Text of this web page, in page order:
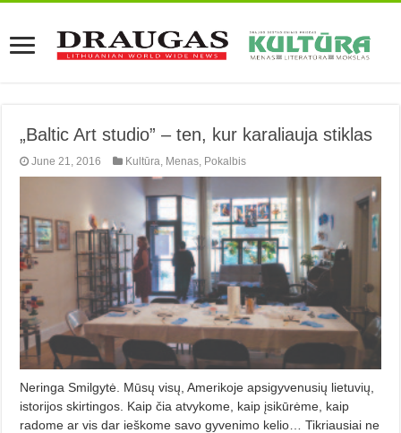
„Baltic Art studio” – ten, kur karaliauja stiklas
June 21, 2016 Kultūra, Menas, Pokalbis
Neringa Smilgytė. Mūsų visų, Amerikoje apsigyvenusių lietuvių,
istorijos skirtingos. Kaip čia atvykome, kaip įsikūrėme, kaip
radome ar vis dar ieškome savo gyvenimo kelio… Tikriausiai ne